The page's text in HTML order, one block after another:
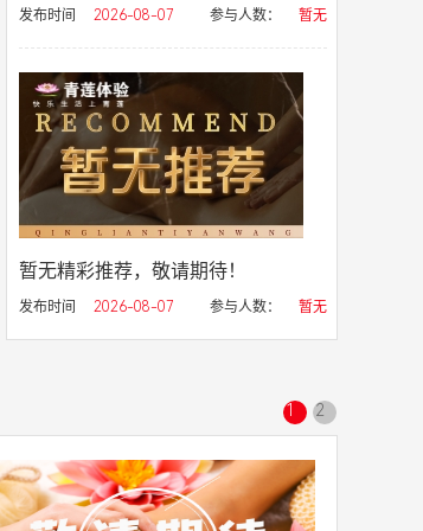
发布时间 2026-08-07 参与人数： 暂无
暂无精彩推荐，敬请期待！
发布时间 2026-08-07 参与人数： 暂无
1 2